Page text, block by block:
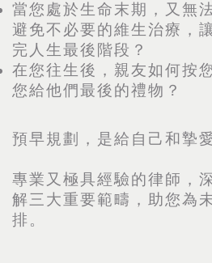
當您處於生命末期，又無
避免不必要的維生治療，
完人生最後階段？
在您往生後，親友如何按
您給他們最後的禮物？
預早規劃，是給自己和摯
專業又極具經驗的律師，
解三大重要範疇，助您為
排。